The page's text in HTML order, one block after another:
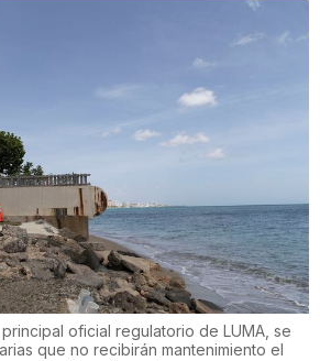
oficial regulatorio de LUMA, se
que no recibirán mantenimiento el